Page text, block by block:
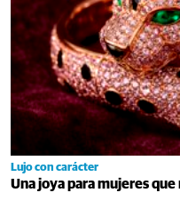
Lujo con carácter
Una joya para mujeres